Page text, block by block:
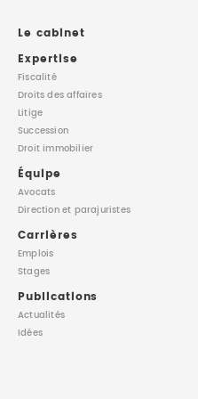
PROPRIÉTÉ INTELLECTUELLE
DROIT DE LA FAMILLE
Le cabinet
Expertise
Fiscalité
Droits des affaires
Litige
Succession
Droit immobilier
Équipe
Avocats
Directionet parajuristes
Carrières
Emplois
Stages
Publications
Actualités
Idées